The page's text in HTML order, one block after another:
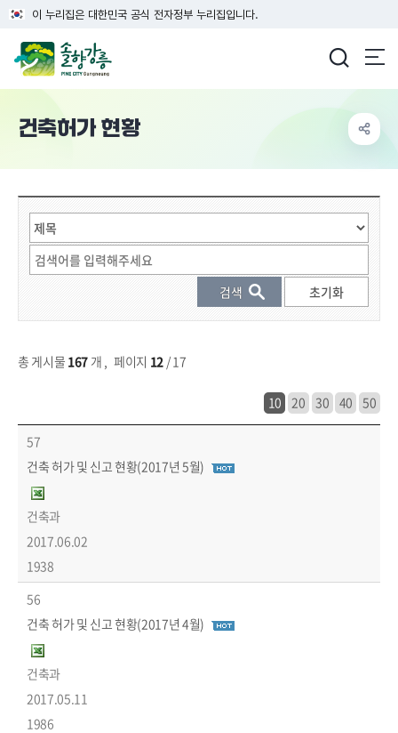
이 누리집은 대한민국 공식 전자정부 누리집입니다.
건축허가 현황
총 게시물 167개 , 페이지 12 / 17
10 20 30 40 50
57
건축 허가 및 신고 현황(2017년 5월)
건축과
2017.06.02
1938
56
건축 허가 및 신고 현황(2017년 4월)
건축과
2017.05.11
1986